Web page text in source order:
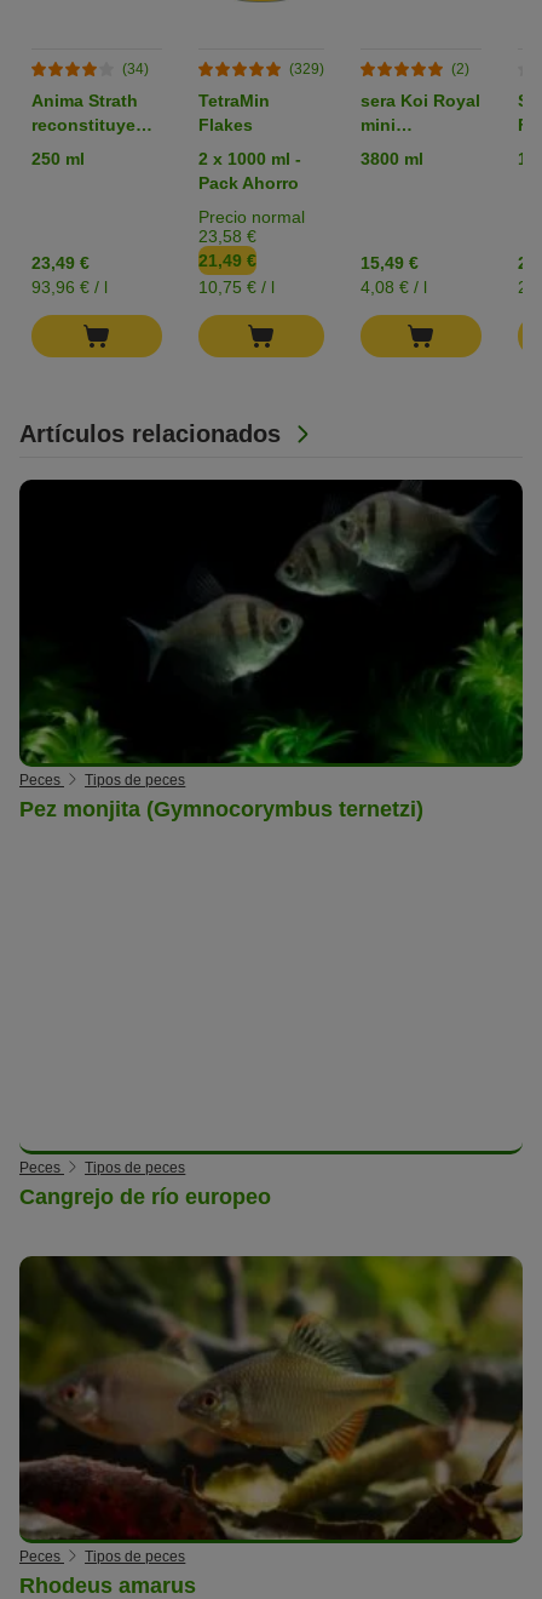
Artículos relacionados
Peces Tipos de peces
Pez monjita (Gymnocorymbus ternetzi)
Peces Tipos de peces
Cangrejo de río europeo
Peces Tipos de peces
Rhodeus amarus
(34)
Anima Strath
reconstituyente
para mascotas
250 ml
23,49 €
93,96 € / l
(329)
TetraMin
Flakes
2 x 1000 ml -
Pack Ahorro
Precio normal
23,58 €
21,49 €
10,75 € / l
(2)
sera Koi Royal
mini
gránulado
3800 ml
15,49 €
4,08 € / l
10